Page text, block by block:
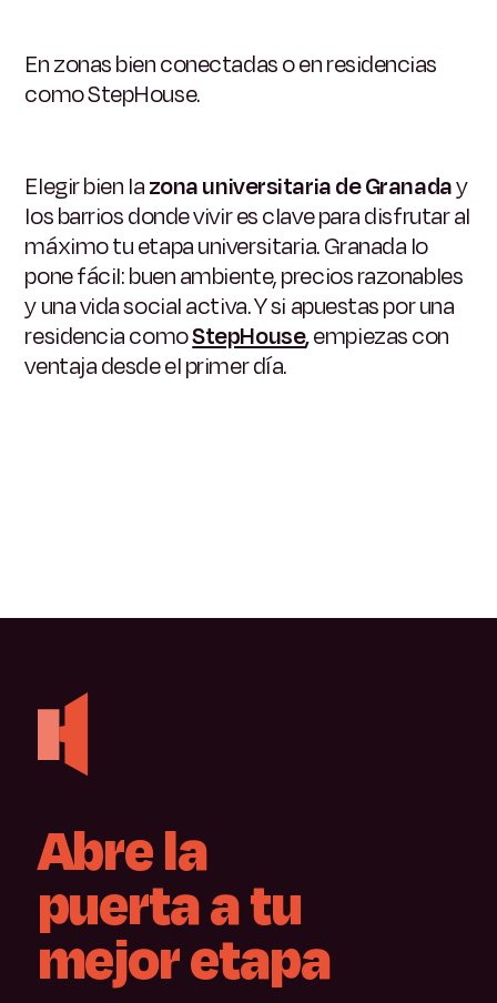
En zonas bien conectadas o en residencias
como StepHouse.
Elegir bien lazona universitaria de Granaday
los barrios donde vivir es clave para disfrutar al
máximo tu etapa universitaria. Granada lo
pone fácil: buen ambiente, precios razonables
y una vida social activa. Y si apuestas por una
residencia comoStepHouse,empiezas con
ventaja desde el primer día.
Abrela
puertaatu
mejoretapa